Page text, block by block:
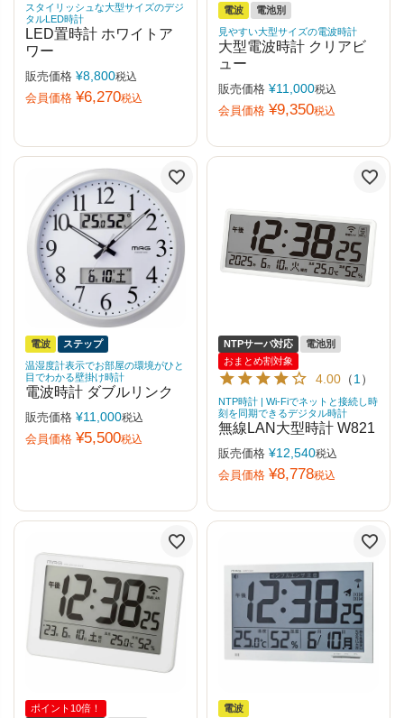
スタイリッシュな大型サイズのデジ
タルLED時計
LED置時計 ホワイトア
ワー
販売価格 ¥8,800税込
会員価格 ¥6,270税込
電波
電池別
見やすい大型サイズの電波時計
大型電波時計 クリアビ
ュー
販売価格 ¥11,000税込
会員価格 ¥9,350税込
電波
ステップ
温湿度計表示でお部屋の環境がひと
目でわかる壁掛け時計
電波時計 ダブルリンク
販売価格 ¥11,000税込
会員価格 ¥5,500税込
NTPサーバ対応
電池別
おまとめ割対象
4.00 （1 ）
NTP時計 | Wi-Fiでネットと接続し時
刻を同期できるデジタル時計
無線LAN大型時計 W821
販売価格 ¥12,540税込
会員価格 ¥8,778税込
ポイント10倍！
電波